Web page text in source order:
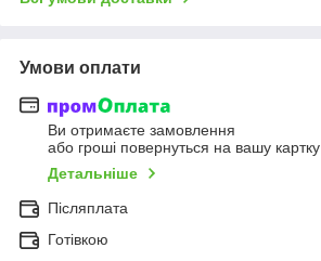
Умови оплати
Ви отримаєте замовлення
або гроші повернуться на вашу картку
Детальніше
Післяплата
Готівкою